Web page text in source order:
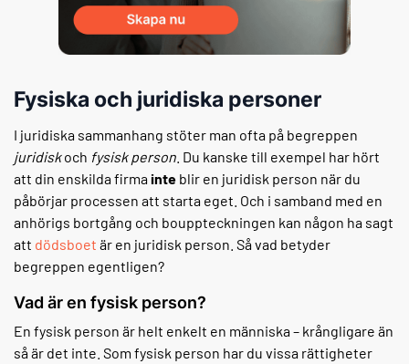
Fysiska och juridiska personer
I juridiska sammanhang stöter man ofta på begreppen
juridiskoch fysisk person . Du kanske till exempel har hört
att din enskilda firmainte blir en juridisk person när du
påbörjar processen att starta eget. Och i samband med en
anhörigs bortgång och bouppteckningen kan någon ha sagt
att dödsboet är en juridisk person. Så vad betyder
begreppen egentligen?
Vad är en fysisk person?
En fysisk person är helt enkelt en människa – krångligare än
så är det inte. Som fysisk person har du vissa rättigheter